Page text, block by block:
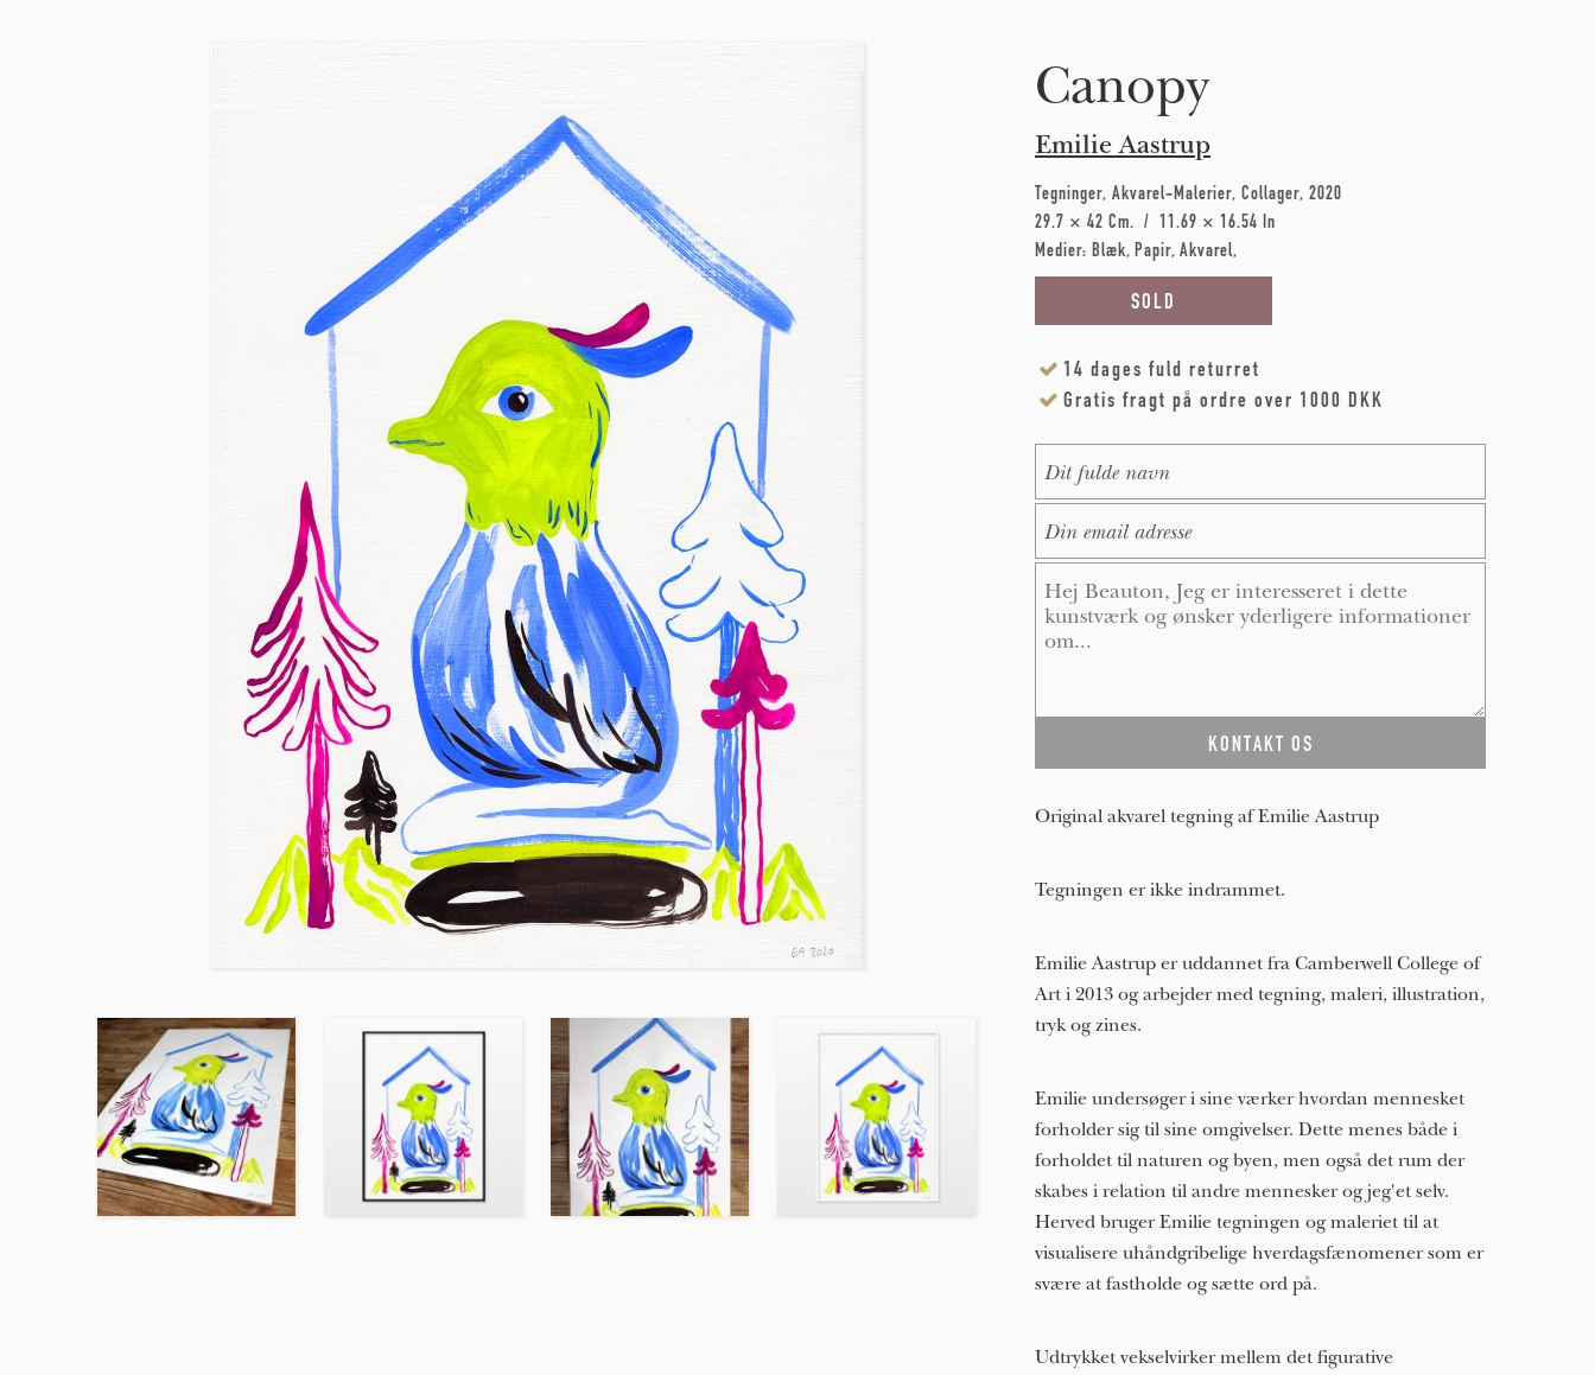
Canopy
Emilie Aastrup
Tegninger Akvarel-Malerier Collager 2020
29.7 × 42 Cm
11.69 × 16.54 In
Medier: Blæk Papir Akvarel
14 dages fuld returret
Gratis fragt på ordre over 1000 DKK
Original akvarel tegning af Emilie Aastrup
Tegningen er ikke indrammet.
Emilie Aastrup er uddannet fra Camberwell College of
Art i 2013 og arbejder med tegning, maleri, illustration,
tryk og zines.
Emilie undersøger i sine værker hvordan mennesket
forholder sig til sine omgivelser. Dette menes både i
forholdet til naturen og byen, men også det rum der
skabes i relation til andre mennesker og jeg'et selv.
Herved bruger Emilie tegningen og maleriet til at
visualisere uhåndgribelige hverdagsfænomener som er
svære at fastholde og sætte ord på.
Udtrykket vekselvirker mellem det figurative